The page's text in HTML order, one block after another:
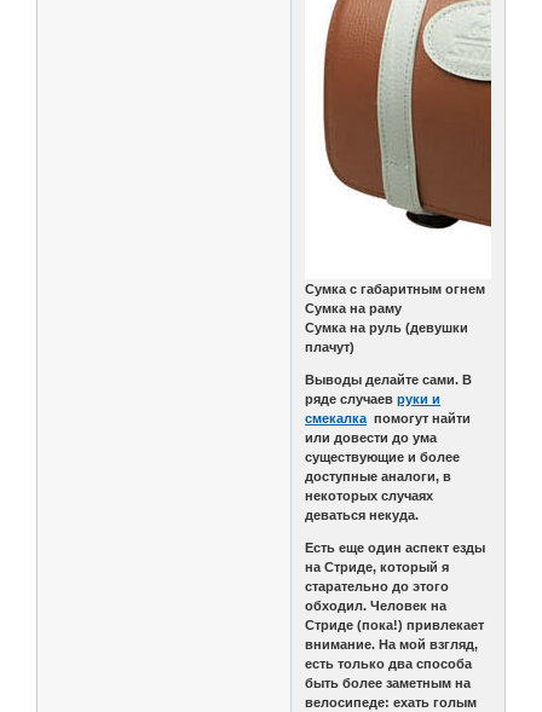
Сумка с габаритным огнем
Сумка на раму
Сумка на руль (девушки
плачут)
Выводы делайте сами. В
ряде случаевруки и
смекалка помогут найти
или довести до ума
существующие и более
доступные аналоги, в
некоторых случаях
деваться некуда.
Есть еще один аспект езды
на Стриде, который я
старательно до этого
обходил. Человек на
Стриде (пока!) привлекает
внимание. На мой взгляд,
есть только два способа
быть более заметным на
велосипеде: ехать голым